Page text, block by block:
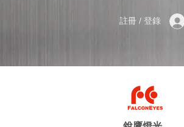
註冊 / 登錄